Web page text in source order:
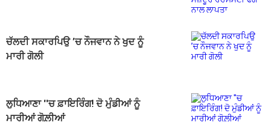
ਚੱਲਦੀ ਸਕਾਰਪਿਉ ’ਚ ਨੌਜਵਾਨ ਨੇ ਖੁਦ ਨੂੰ
ਮਾਰੀ ਗੋਲੀ
ਲੁਧਿਆਣਾ ''ਚ ਫ਼ਾਇਰਿੰਗ! ਦੋ ਮੁੰਡੀਆਂ ਨੂੰ
ਮਾਰੀਆਂ ਗੋਲ਼ੀਆਂ